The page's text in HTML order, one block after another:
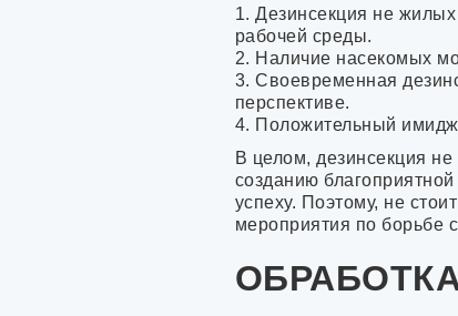
1. Дезинсекция не
рабочей среды.
2. Наличие насекомых
3. Своевременная
перспективе.
4. Положительный имидж
В целом, дезинсекция
созданию
успеху. Поэтому, не
мероприятия по борьбе